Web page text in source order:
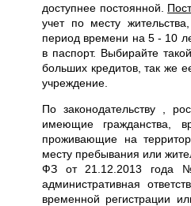
доступнее постоянной.
учет по месту
период времени на 5 - 10
в паспорт. Выбирайте
больших кредитов, так же
учреждение.
По законодательству ,
имеющие гражданства,
проживающие на
месту пребывания или
ФЗ от 21.12.2013 года
административная
временной регистрации